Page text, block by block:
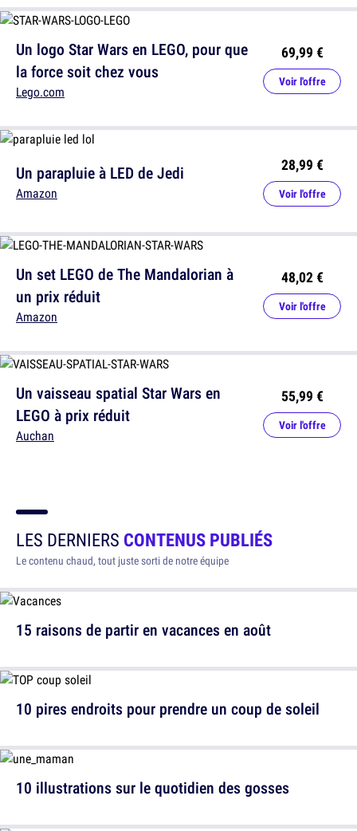
Un parapluie à LED de Jedi
Amazon
28,99 €
Voir l'offre
Un vaisseau spatial Star Wars en
LEGO à prix réduit
Auchan
55,99 €
Voir l'offre
Un logo Star Wars en LEGO, pour que
la force soit chez vous
Lego.com
69,99 €
Voir l'offre
Un set LEGO de The Mandalorian à
un prix réduit
Amazon
48,02 €
Voir l'offre
LES DERNIERS CONTENUS PUBLIÉS
Le contenu chaud, tout juste sorti de notre équipe
15 raisons de partir en vacances en août
10 illustrations sur le quotidien des gosses
10 pires endroits pour prendre un coup de soleil